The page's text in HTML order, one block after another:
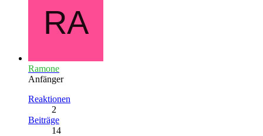
Ramone
Anfänger
Reaktionen
2
Beiträge
14